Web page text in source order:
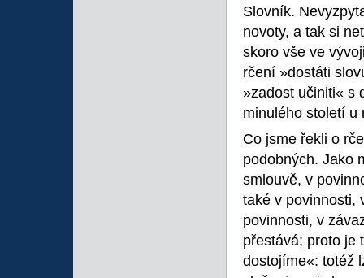
Slovník.
novoty, a tak si
skoro vše ve
rčení »dostáti
»zadost učiniti« s
minulého století u
Co jsme řekli o
podobných. Jako
smlouvě, v
také v povinnosti,
povinnosti, v
přestává; proto je
dostojíme«: totéž